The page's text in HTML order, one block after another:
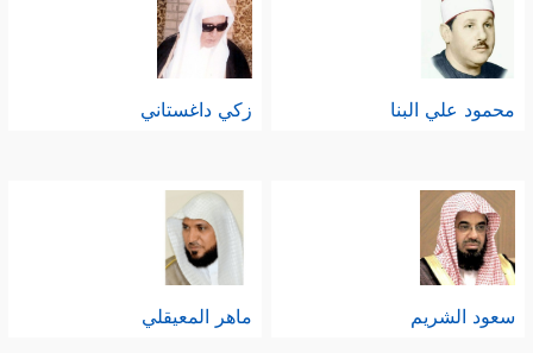
محمود علي البنا زكي داغستاني
سعود الشريم ماهر المعيقلي